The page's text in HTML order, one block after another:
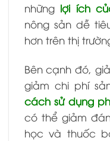
những lợi ích
nông sản dễ
hơn trên thị
Bên cạnh đó,
giảm chi phí
cách sử dụng
có thể giảm
học và thuốc